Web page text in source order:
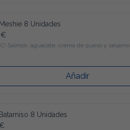
8 Unidades
€
Salmón, aguacate, crema de queso y sésamo
Añadir
8 Unidades